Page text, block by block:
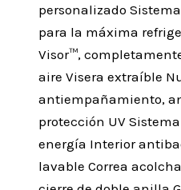
personalizado
para la máxima
Visor™,
aire Visera extraíble
antiempañamiento,
protección UV
energía Interior
lavable Correa